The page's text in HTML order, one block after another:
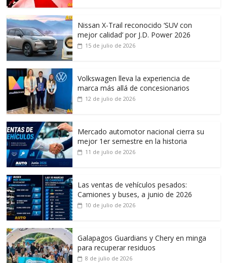
Nissan X-Trail reconocido ‘SUV con
mejor calidad’ por J.D. Power 2026
15 de julio de 2026
Volkswagen lleva la experiencia de
marca más allá de concesionarios
12 de julio de 2026
Mercado automotor nacional cierra su
mejor 1er semestre en la historia
11 de julio de 2026
Las ventas de vehículos pesados:
Camiones y buses, a junio de 2026
10 de julio de 2026
Galapagos Guardians y Chery en minga
para recuperar residuos
8 de julio de 2026